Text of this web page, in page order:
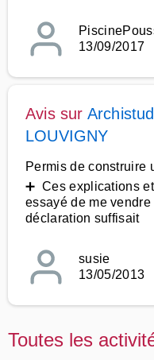
13/09/2017
Avis sur
LOUVIGNY
Permis de construire
➕ Ces explications
essayé de me
déclaration suffisait
susie
13/05/2013
Toutes les